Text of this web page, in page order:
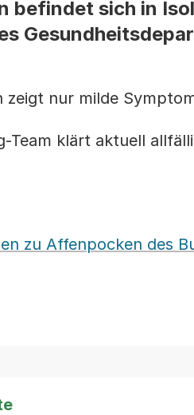
befindet sich in
zeigt nur milde
Team klärt aktuell
zu Affenpocken des